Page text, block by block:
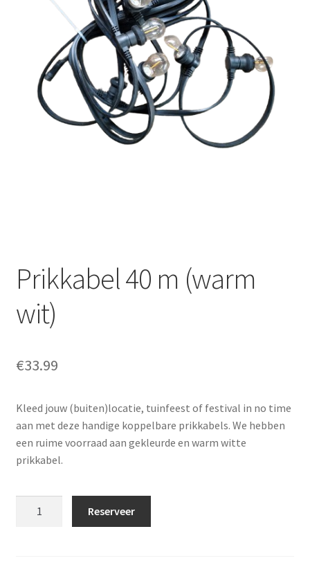
Offerte aanvraag
Privacybeleid
Prikkabel 40 m (warm
wit)
€33.99
Kleed jouw (buiten)locatie, tuinfeest of festival in no time
aan met deze handige koppelbare prikkabels. We hebben
een ruime voorraad aan gekleurde en warm witte
prikkabel.
Reserveer